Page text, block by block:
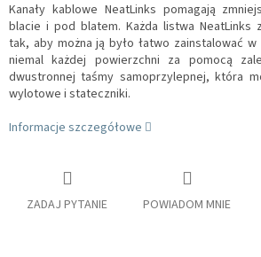
Kanały kablowe NeatLinks pomagają
blacie i pod blatem. Każda listwa NeatLinks
tak, aby można ją było łatwo zainstalować
niemal każdej powierzchni za pomocą
dwustronnej taśmy samoprzylepnej, która
wylotowe i stateczniki.
Informacje szczegółowe
ZADAJ PYTANIE POWIADOM MNIE